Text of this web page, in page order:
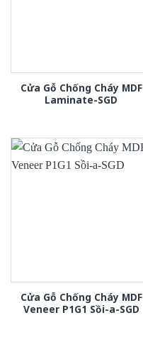
Cửa Gỗ Chống Cháy MDF
Laminate-SGD
Cửa Gỗ Chống Cháy MDF
Veneer P1G1 Sồi-a-SGD